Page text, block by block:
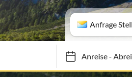
Anfrage
Anreise-